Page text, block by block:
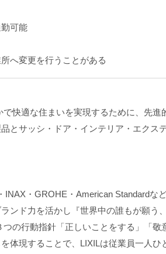
可能
へ変更を行うことがある
快適な住まいを実現するために、先進
とサッシ・ドア・インテリア・エクス
INAX・GROHE・American Standardな
ンド力を活かし『世界中の誰もが願う
の行動指針「正しいことをする」「敬
体現することで、LIXILは従業員一人ひ